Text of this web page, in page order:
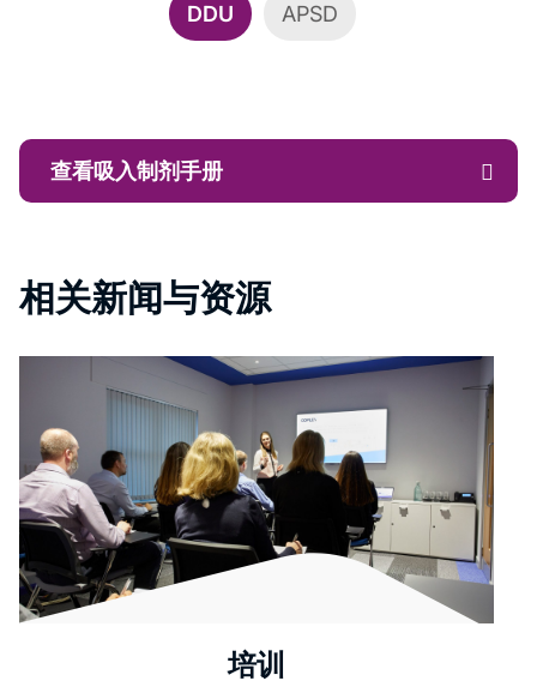
DDU APSD
查看吸入制剂手册
相关新闻与资源
培训